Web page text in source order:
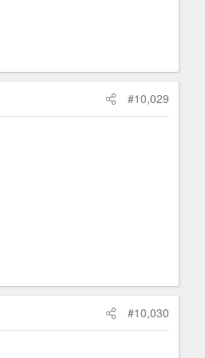
#10,029
#10,030